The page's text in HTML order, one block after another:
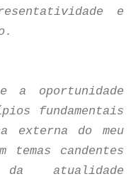
e
a oportunidade
fundamentais
externa do meu
temas candentes
atualidade